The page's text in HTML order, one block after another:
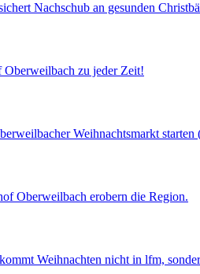
Nachschub an gesunden
Oberweilbach zu jeder Zeit!
Weihnachtsmarkt starten
Oberweilbach erobern die Region.
Weihnachten nicht in lfm,